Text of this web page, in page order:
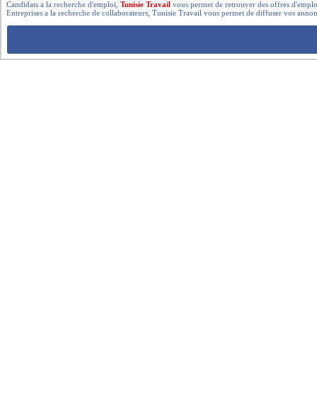
Candidats a la recherche d'emploi,Tunisie Travail vous permet de retrouver des offres
Entreprises a la recherche de collaborateurs, Tunisie Travail vous permet de diffuser vos